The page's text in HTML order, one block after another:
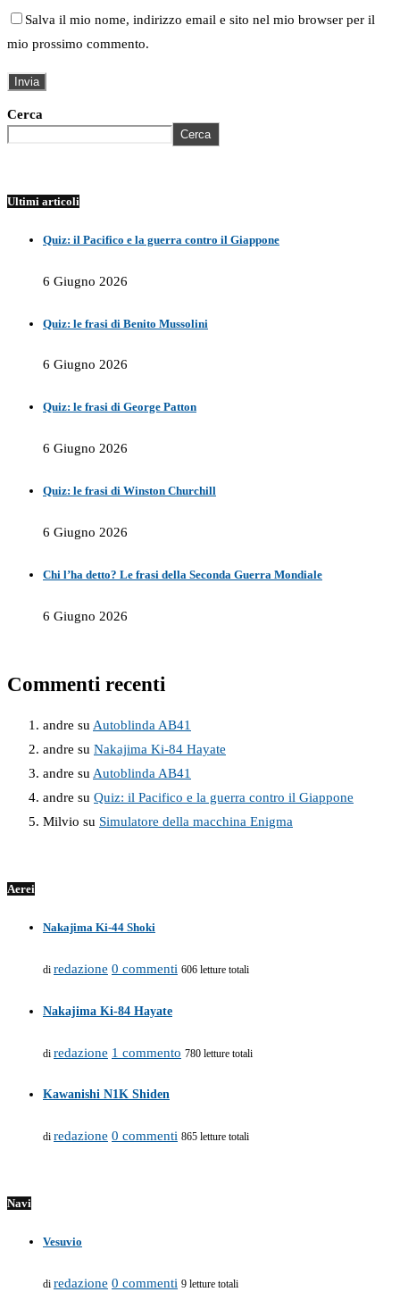
Salva il mio nome, indirizzo email e sito nel mio browser per il
mio prossimo commento.
Cerca
Cerca
Ultimi articoli
Quiz: il Pacifico e la guerra contro il Giappone
6 Giugno 2026
Quiz: le frasi di Benito Mussolini
6 Giugno 2026
Quiz: le frasi di George Patton
6 Giugno 2026
Quiz: le frasi di Winston Churchill
6 Giugno 2026
Chi l’ha detto? Le frasi della Seconda Guerra Mondiale
6 Giugno 2026
Commenti recenti
andre su Autoblinda AB41
andre su Nakajima Ki-84 Hayate
andre su Autoblinda AB41
andre su Quiz: il Pacifico e la guerra contro il Giappone
Milvio su Simulatore della macchina Enigma
Aerei
Nakajima Ki-44 Shoki
di redazione 0 commenti 606 letture totali
Nakajima Ki-84 Hayate
di redazione 1 commento 780 letture totali
Kawanishi N1K Shiden
di redazione 0 commenti 865 letture totali
Navi
Vesuvio
di redazione 0 commenti 9 letture totali